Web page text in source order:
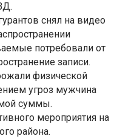
снял на видео
потребовали от
записи.
физической
угроз мужчина
суммы.
мероприятия на
района.